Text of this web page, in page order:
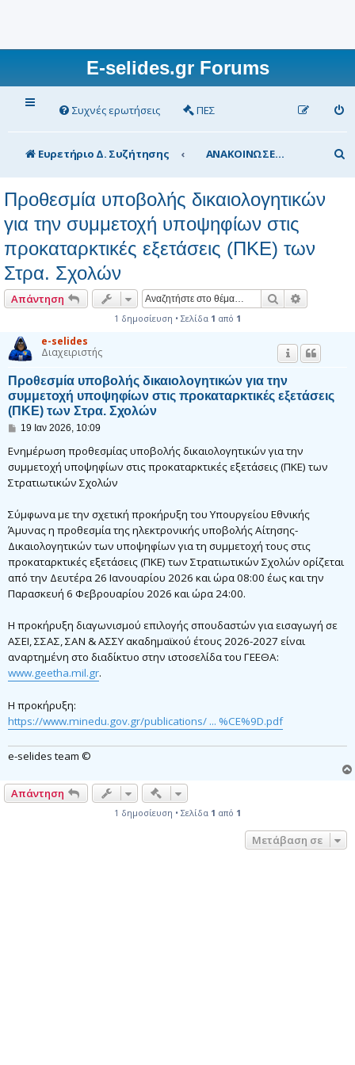
E-selides.gr Forums
Συχνές ερωτήσεις ΠΕΣ
Ευρετήριο Δ. Συζήτησης ΑΝΑΚΟΙΝΩΣΕΙΣ Υπουργείου Παιδείας
ν
Προθεσμία υποβολής δικαιολογητικών
για την συμμετοχή υποψηφίων στις
προκαταρκτικές εξετάσεις (ΠΚΕ) των
Στρα. Σχολών
Απάντηση Αναζήτηση
1 δημοσίευση • Σελίδα 1 από 1
e-selides
Διαχειριστής
Προθεσμία υποβολής δικαιολογητικών για την
συμμετοχή υποψηφίων στις προκαταρκτικές εξετάσεις
(ΠΚΕ) των Στρα. Σχολών
Δ
μ
σ
ί
σ
η
19 Ιαν 2026, 10:09
Ενημέρωση προθεσμίας υποβολής δικαιολογητικών για την
συμμετοχή υποψηφίων στις προκαταρκτικές εξετάσεις (ΠΚΕ) των
Στρατιωτικών Σχολών
Σύμφωνα με την σχετική προκήρυξη του Υπουργείου Εθνικής
Άμυνας η προθεσμία της ηλεκτρονικής υποβολής Αίτησης-
Δικαιολογητικών των υποψηφίων για τη συμμετοχή τους στις
προκαταρκτικές εξετάσεις (ΠΚΕ) των Στρατιωτικών Σχολών ορίζεται
από την Δευτέρα 26 Ιανουαρίου 2026 και ώρα 08:00 έως και την
Παρασκευή 6 Φεβρουαρίου 2026 και ώρα 24:00.
Η προκήρυξη διαγωνισμού επιλογής σπουδαστών για εισαγωγή σε
ΑΣΕΙ, ΣΣΑΣ, ΣΑΝ & ΑΣΣΥ ακαδημαϊκού έτους 2026-2027 είναι
αναρτημένη στο διαδίκτυο στην ιστοσελίδα του ΓΕΕΘΑ:
www.geetha.mil.gr.
Η προκήρυξη:
https://www.minedu.gov.gr/publications/ ... %CE%9D.pdf
e-selides team ©
Απάντηση Γρήγορα εργαλεία συντονισμού
1 δημοσίευση • Σελίδα 1 από 1
Μετάβαση σε